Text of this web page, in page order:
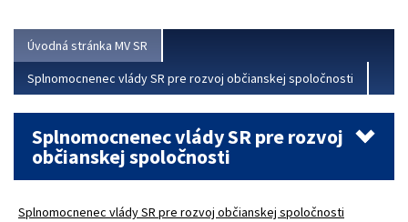
Úvodná stránka MV SR
Splnomocnenec vlády SR pre rozvoj občianskej spoločnosti
Splnomocnenec vlády SR pre rozvoj
občianskej spoločnosti
Splnomocnenec vlády SR pre rozvoj občianskej spoločnosti